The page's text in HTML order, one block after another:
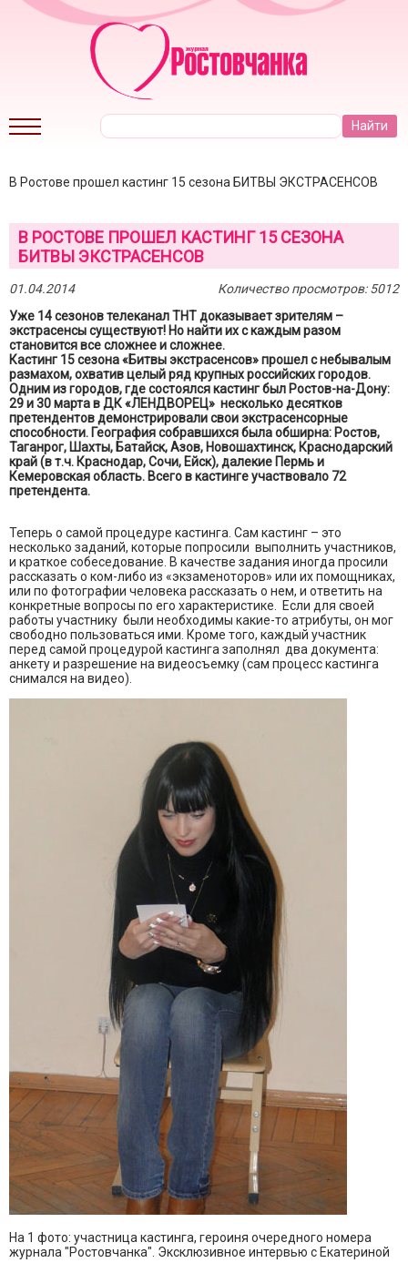
В Ростове прошел кастинг 15 сезона БИТВЫ ЭКСТРАСЕНСОВ
В РОСТОВЕ ПРОШЕЛ КАСТИНГ 15 СЕЗОНА
БИТВЫ ЭКСТРАСЕНСОВ
01.04.2014
Количество просмотров: 5012
Уже 14 сезонов телеканал ТНТ доказывает зрителям –
экстрасенсы существуют! Но найти их с каждым разом
становится все сложнее и сложнее.
Кастинг 15 сезона «Битвы экстрасенсов» прошел с небывалым
размахом, охватив целый ряд крупных российских городов.
Одним из городов, где состоялся кастинг был Ростов-на-Дону:
29 и 30 марта в ДК «ЛЕНДВОРЕЦ» несколько десятков
претендентов демонстрировали свои экстрасенсорные
способности. География собравшихся была обширна: Ростов,
Таганрог, Шахты, Батайск, Азов, Новошахтинск, Краснодарский
край (в т.ч. Краснодар, Сочи, Ейск), далекие Пермь и
Кемеровская область. Всего в кастинге участвовало 72
претендента.
Теперь о самой процедуре кастинга. Сам кастинг – это
несколько заданий, которые попросили выполнить участников,
и краткое собеседование. В качестве задания иногда просили
рассказать о ком-либо из «экзаменоторов» или их помощниках,
или по фотографии человека рассказать о нем, и ответить на
конкретные вопросы по его характеристике. Если для своей
работы участнику были необходимы какие-то атрибуты, он мог
свободно пользоваться ими. Кроме того, каждый участник
перед самой процедурой кастинга заполнял два документа:
анкету и разрешение на видеосъемку (сам процесс кастинга
снимался на видео).
На 1 фото: участница кастинга, героиня очередного номера
журнала "Ростовчанка". Эксклюзивное интервью с Екатериной